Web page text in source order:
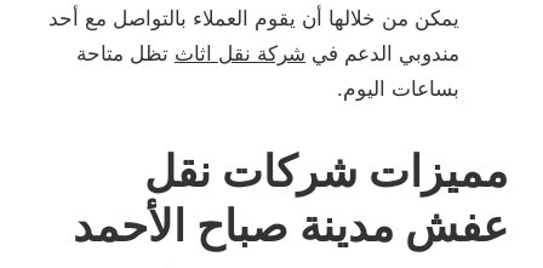
يمكن من خلالها أن يقوم العملاء بالتواصل مع أحد
مندوبي الدعم في شركة نقل اثاث تظل متاحة
بساعات اليوم.
مميزات شركات نقل
عفش مدينة صباح الأحمد